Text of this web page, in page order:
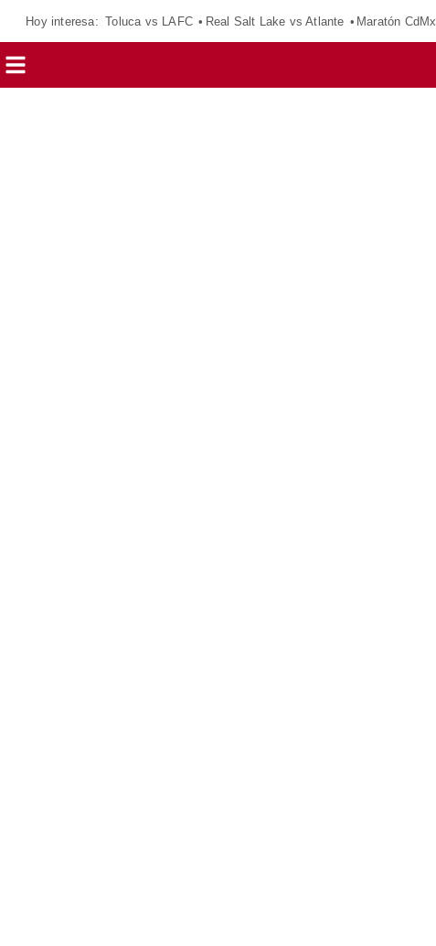
Hoy interesa: Toluca vs LAFC Real Salt Lake vs Atlante Maratón CdMx